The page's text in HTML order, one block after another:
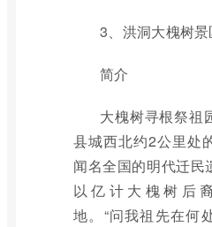
3、洪洞大槐树景
简介
大槐树寻根祭祖
县城西北约2公里处
闻名全国的明代迁民
以亿计大槐树后
地。“问我祖先在何